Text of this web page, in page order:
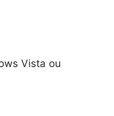
Vista ou